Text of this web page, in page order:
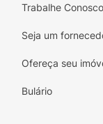
Trabalhe Conosco
Seja um
Ofereça seu
Bulário